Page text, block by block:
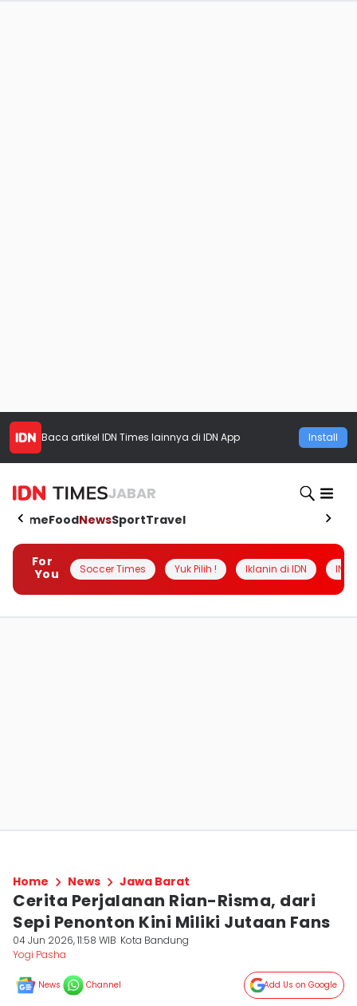
Baca artikel IDN Times lainnya di IDN App Install
JABAR
HomeFoodNewsSportTravel
For
You
Soccer Times Yuk Pilih ! Iklanin di IDN
Home News Jawa Barat
Cerita Perjalanan Rian-Risma, dari
Sepi Penonton Kini Miliki Jutaan Fans
04 Jun 2026, 11:58 WIB Kota Bandung
Yogi Pasha
News Channel Add Us on Google